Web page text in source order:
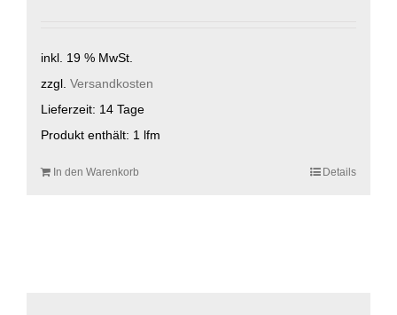
inkl. 19 % MwSt.
zzgl. Versandkosten
Lieferzeit: 14 Tage
Produkt enthält: 1 lfm
In den Warenkorb Details